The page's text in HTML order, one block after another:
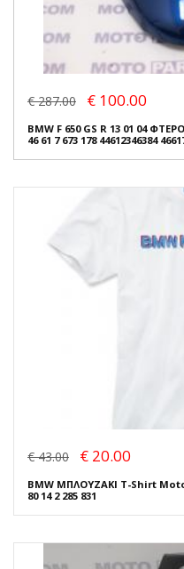
€ 287.00 € 100.00
BMW F 650 GS R 13 01 04
46 61 7 673 178 44612346384
€ 43.00 € 20.00
BMW ΜΠΛΟΥΖΑΚΙ T-Shirt
80 14 2 285 831